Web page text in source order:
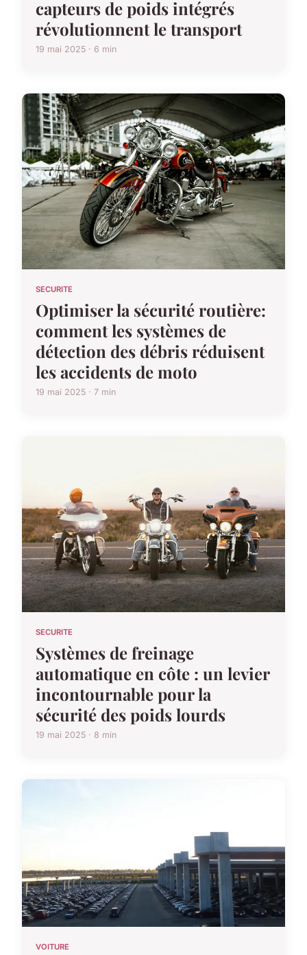
capteurs de poids intégrés
révolutionnent le transport
19 mai 2025 · 6 min
SECURITE
Optimiser la sécurité routière:
comment les systèmes de
détection des débris réduisent
les accidents de moto
19 mai 2025 · 7 min
SECURITE
Systèmes de freinage
automatique en côte : un levier
incontournable pour la
sécurité des poids lourds
19 mai 2025 · 8 min
VOITURE